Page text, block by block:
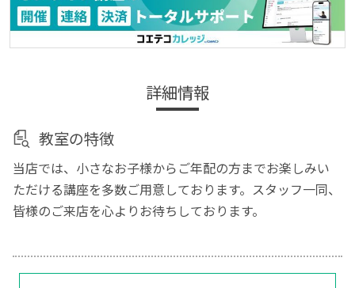
詳細情報
教室の特徴
当店では、小さなお子様からご年配の方までお楽しみい
ただける講座を多数ご用意しております。スタッフ一同、
皆様のご来店を心よりお待ちしております。